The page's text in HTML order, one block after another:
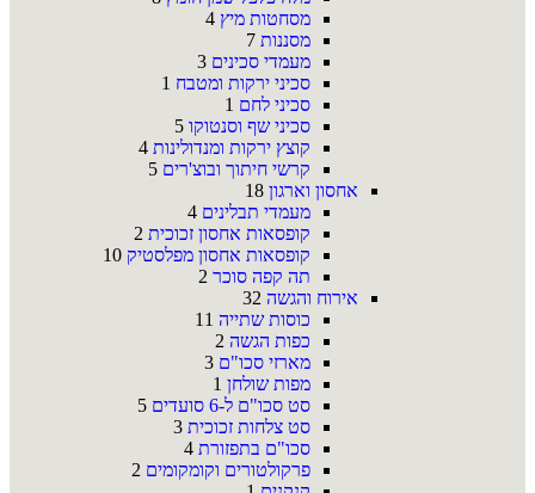
מסחטות מיץ 4
מסננות 7
מעמדי סכינים 3
סכיני ירקות ומטבח 1
סכיני לחם 1
סכיני שף וסנטוקו 5
קוצץ ירקות ומנדולינות 4
קרשי חיתוך ובוצ'רים 5
אחסון וארגון 18
מעמדי תבלינים 4
קופסאות אחסון זכוכית 2
קופסאות אחסון מפלסטיק 10
תה קפה סוכר 2
אירוח והגשה 32
כוסות שתייה 11
כפות הגשה 2
מארזי סכו"ם 3
מפות שולחן 1
סט סכו"ם ל-6 סועדים
5
סט צלחות זכוכית 3
סכו"ם בתפזורת 4
פרקולטורים וקומקומים 2